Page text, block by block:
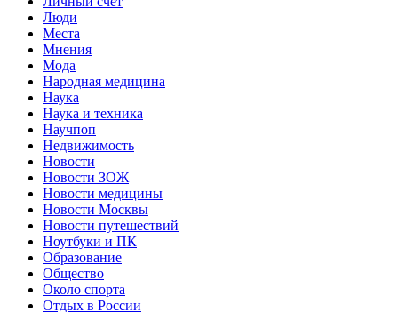
Люди
Места
Мнения
Мода
Народная медицина
Наука
Наука и техника
Научпоп
Недвижимость
Новости
Новости ЗОЖ
Новости медицины
Новости Москвы
Новости путешествий
Ноутбуки и ПК
Образование
Общество
Около спорта
Отдых в России